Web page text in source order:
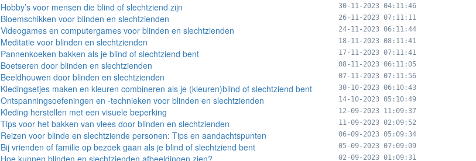
Hobby’s voor mensen die blind of slechtziend zijn 30-11-2023 04:11:46
Bloemschikken voor blinden en slechtzienden 26-11-2023 07:11:11
Videogames en computergames voor blinden en slechtzienden 24-11-2023 06:11:44
Meditatie voor blinden en slechtzienden 18-11-2023 08:11:41
Pannenkoeken bakken als je blind of slechtziend bent 17-11-2023 07:11:41
Boetseren door blinden en slechtzienden 08-11-2023 06:11:05
Beeldhouwen door blinden en slechtzienden 07-11-2023 07:11:56
Kledingsetjes maken en kleuren combineren als je (kleuren)blind of slechtziend bent 30-10-2023 06:10:43
Ontspanningsoefeningen en -technieken voor blinden en slechtzienden 14-10-2023 05:10:49
Kleding herstellen met een visuele beperking 12-09-2023 11:09:37
Tips voor het bakken van vlees door blinden en slechtzienden 11-09-2023 02:09:52
Reizen voor blinde en slechtziende personen: Tips en aandachtspunten 06-09-2023 05:09:34
Bij vrienden of familie op bezoek gaan als je blind of slechtziend bent 05-09-2023 07:09:09
Hoe kunnen blinden en slechtzienden afbeeldingen zien? 02-09-2023 01:09:31